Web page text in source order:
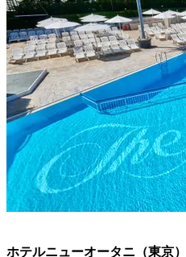
ホテルニューオータニ（東京）